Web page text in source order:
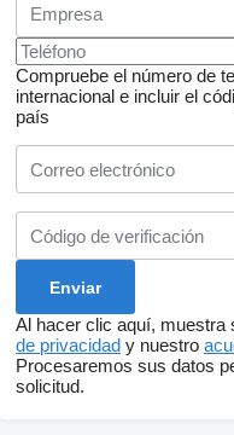
Compruebe el número de
internacional e incluir el
país
Al hacer clic aquí, muestra
de privacidad y nuestro
Procesaremos sus datos
solicitud.